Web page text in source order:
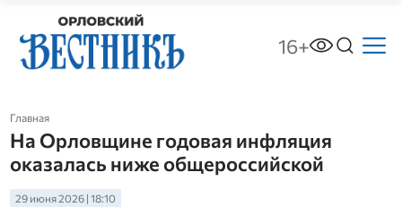
16+
Главная
На Орловщине годовая инфляция
оказалась ниже общероссийской
29 июня 2026 | 18:10